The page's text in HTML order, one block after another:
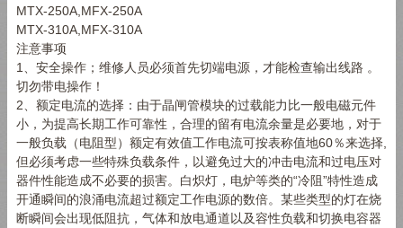
MTX-250A,MFX-250A
MTX-310A,MFX-310A
注意事项
1
、安全操作；维修人员必须首先切端电源，才能检查输出线路 。
切勿带电操作！
2 、额定电流的选择：由于晶闸管模块的过载能力比一般电磁元件
小，为提高长期工作可靠性，合理的留有电流余量是必要地，对于
一般负载（电阻型）额定有效值工作电流可按表称值地60％来选择
但必须考虑一些特殊负载条件，以避免过大的冲击电流和过电压对
器件性能造成不必要的损害。白炽灯，电炉等类的“冷阻”特性造成
开通瞬间的浪涌电流超过额定工作电源的数倍。某些类型的灯在烧
断瞬间会出现低阻抗，气体和放电通道以及容性负载和切换电容器